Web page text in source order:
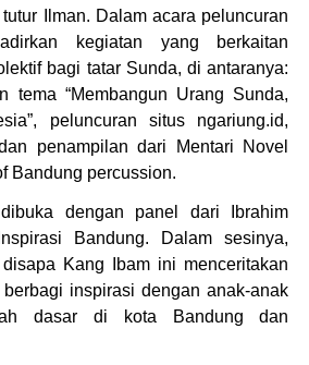
tutur Ilman. Dalam acara peluncuran
kegiatan yang berkaitan
bagi tatar Sunda, di antaranya:
tema “Membangun Urang Sunda,
peluncuran situs ngariung.id,
penampilan dari Mentari Novel
Bandung percussion.
dengan panel dari Ibrahim
Bandung. Dalam sesinya,
Kang Ibam ini menceritakan
inspirasi dengan anak-anak
dasar di kota Bandung dan